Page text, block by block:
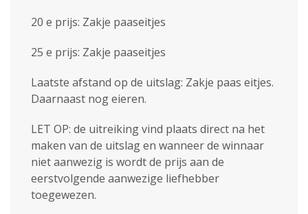
20 e prijs: Zakje paaseitjes
25 e prijs: Zakje paaseitjes
Laatste afstand op de uitslag: Zakje paas eitjes.
Daarnaast nog eieren.
LET OP: de uitreiking vind plaats direct na het
maken van de uitslag en wanneer de winnaar
niet aanwezig is wordt de prijs aan de
eerstvolgende aanwezige liefhebber
toegewezen.